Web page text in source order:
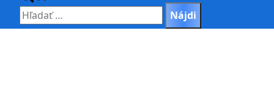
search
form
Hľadať: